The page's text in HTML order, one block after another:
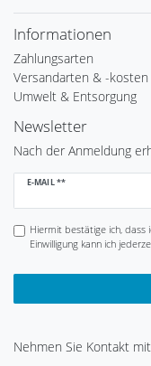
Informationen
Zahlungsarten
Versandarten & -kosten
Umwelt & Entsorgung
Newsletter
Nach der Anmeldung
E-MAIL **
Newsletter
Hiermit bestätige ich, dass
Einwilligung kann ich
Nehmen Sie Kontakt